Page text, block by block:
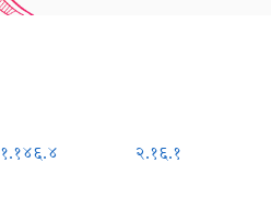
१.१४६.४ २.१६.१